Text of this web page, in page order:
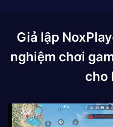
Giả lập
nghiệm chơi
cho